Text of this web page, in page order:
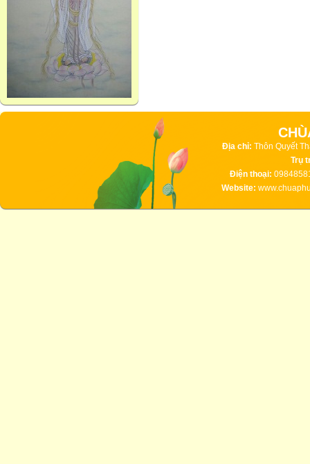
Địa chỉ: Thôn Quyết
Trụ
Điện thoại:
Website: